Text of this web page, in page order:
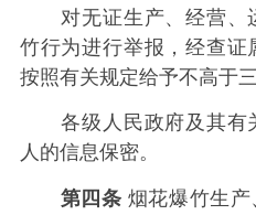
对无证生产、经营、
竹行为进行举报，经查证
按照有关规定给予不高于
各级人民政府及其有
人的信息保密。
第四条 烟花爆竹生